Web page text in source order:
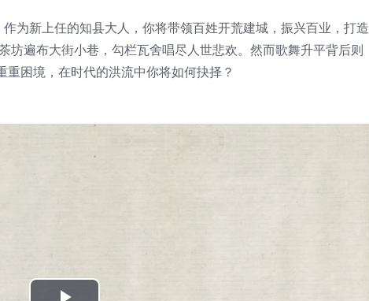
为新上任的知县大人，你将带领百姓开荒建城，振兴百业，打造
坊遍布大街小巷，勾栏瓦舍唱尽人世悲欢。然而歌舞升平背后则
困境，在时代的洪流中你将如何抉择？